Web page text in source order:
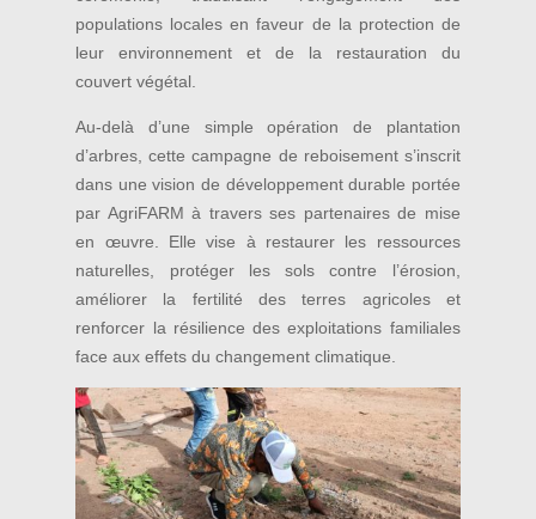
populations locales en faveur de la protection de
leur environnement et de la restauration du
couvert végétal.
Au-delà d’une simple opération de plantation
d’arbres, cette campagne de reboisement s’inscrit
dans une vision de développement durable portée
par AgriFARM à travers ses partenaires de mise
en œuvre. Elle vise à restaurer les ressources
naturelles, protéger les sols contre l’érosion,
améliorer la fertilité des terres agricoles et
renforcer la résilience des exploitations familiales
face aux effets du changement climatique.